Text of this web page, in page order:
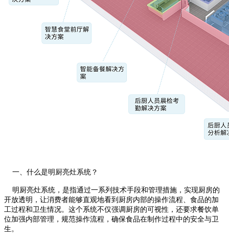
一、什么是明厨亮灶系统？
明厨亮灶系统，是指通过一系列技术手段和管理措施，实现厨房的
开放透明，让消费者能够直观地看到厨房内部的操作流程、食品的加
工过程和卫生情况。这个系统不仅强调厨房的可视性，还要求餐饮单
位加强内部管理，规范操作流程，确保食品在制作过程中的安全与卫
生。